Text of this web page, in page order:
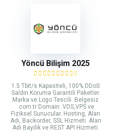
Yöncü Bilişim 2025
1.5 Tbit/s Kapasiteli, 100% DDoS
Saldırı Koruma Garantili Paketler.
Marka ve Logo Tescili. Belgesiz
.com.tr Domain. VDS,VPS ve
Fiziksel Sunucular. Hosting, Alan
Adı, Backorder, SSL Hizmeti. Alan
Adı Bayilik ve REST API Hizmeti.